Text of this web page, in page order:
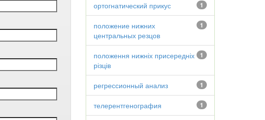
1
ортогнатический прикус
1
положение нижних
центральных резцов
1
положення нижніх присередніх
різців
1
регрессионный анализ
1
телерентгенография